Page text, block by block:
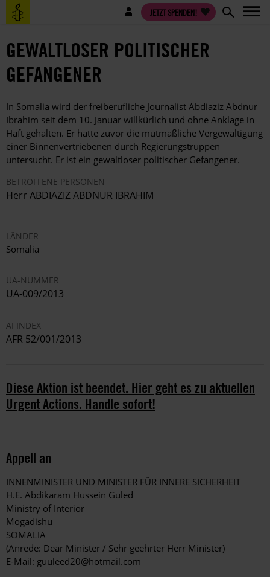
Direkt
zum
Benutzermenü JETZT SPENDEN!
GEWALTLOSER POLITISCHER
GEFANGENER
In Somalia wird der freiberufliche Journalist Abdiaziz Abdnur
Ibrahim seit dem 10. Januar willkürlich und ohne Anklage in
Haft gehalten. Er hatte zuvor die mutmaßliche Vergewaltigung
einer Binnenvertriebenen durch Regierungstruppen
untersucht. Er ist ein gewaltloser politischer Gefangener.
BETROFFENE PERSONEN
Herr ABDIAZIZ ABDNUR IBRAHIM
LÄNDER
Somalia
UA-NUMMER
UA-009/2013
AI INDEX
AFR 52/001/2013
Diese Aktion ist beendet. Hier geht es zu aktuellen
Urgent Actions. Handle sofort!
Appell an
INNENMINISTER UND MINISTER FÜR INNERE SICHERHEIT
H.E. Abdikaram Hussein Guled
Ministry of Interior
Mogadishu
SOMALIA
(Anrede: Dear Minister / Sehr geehrter Herr Minister)
E-Mail: guuleed20@hotmail.com